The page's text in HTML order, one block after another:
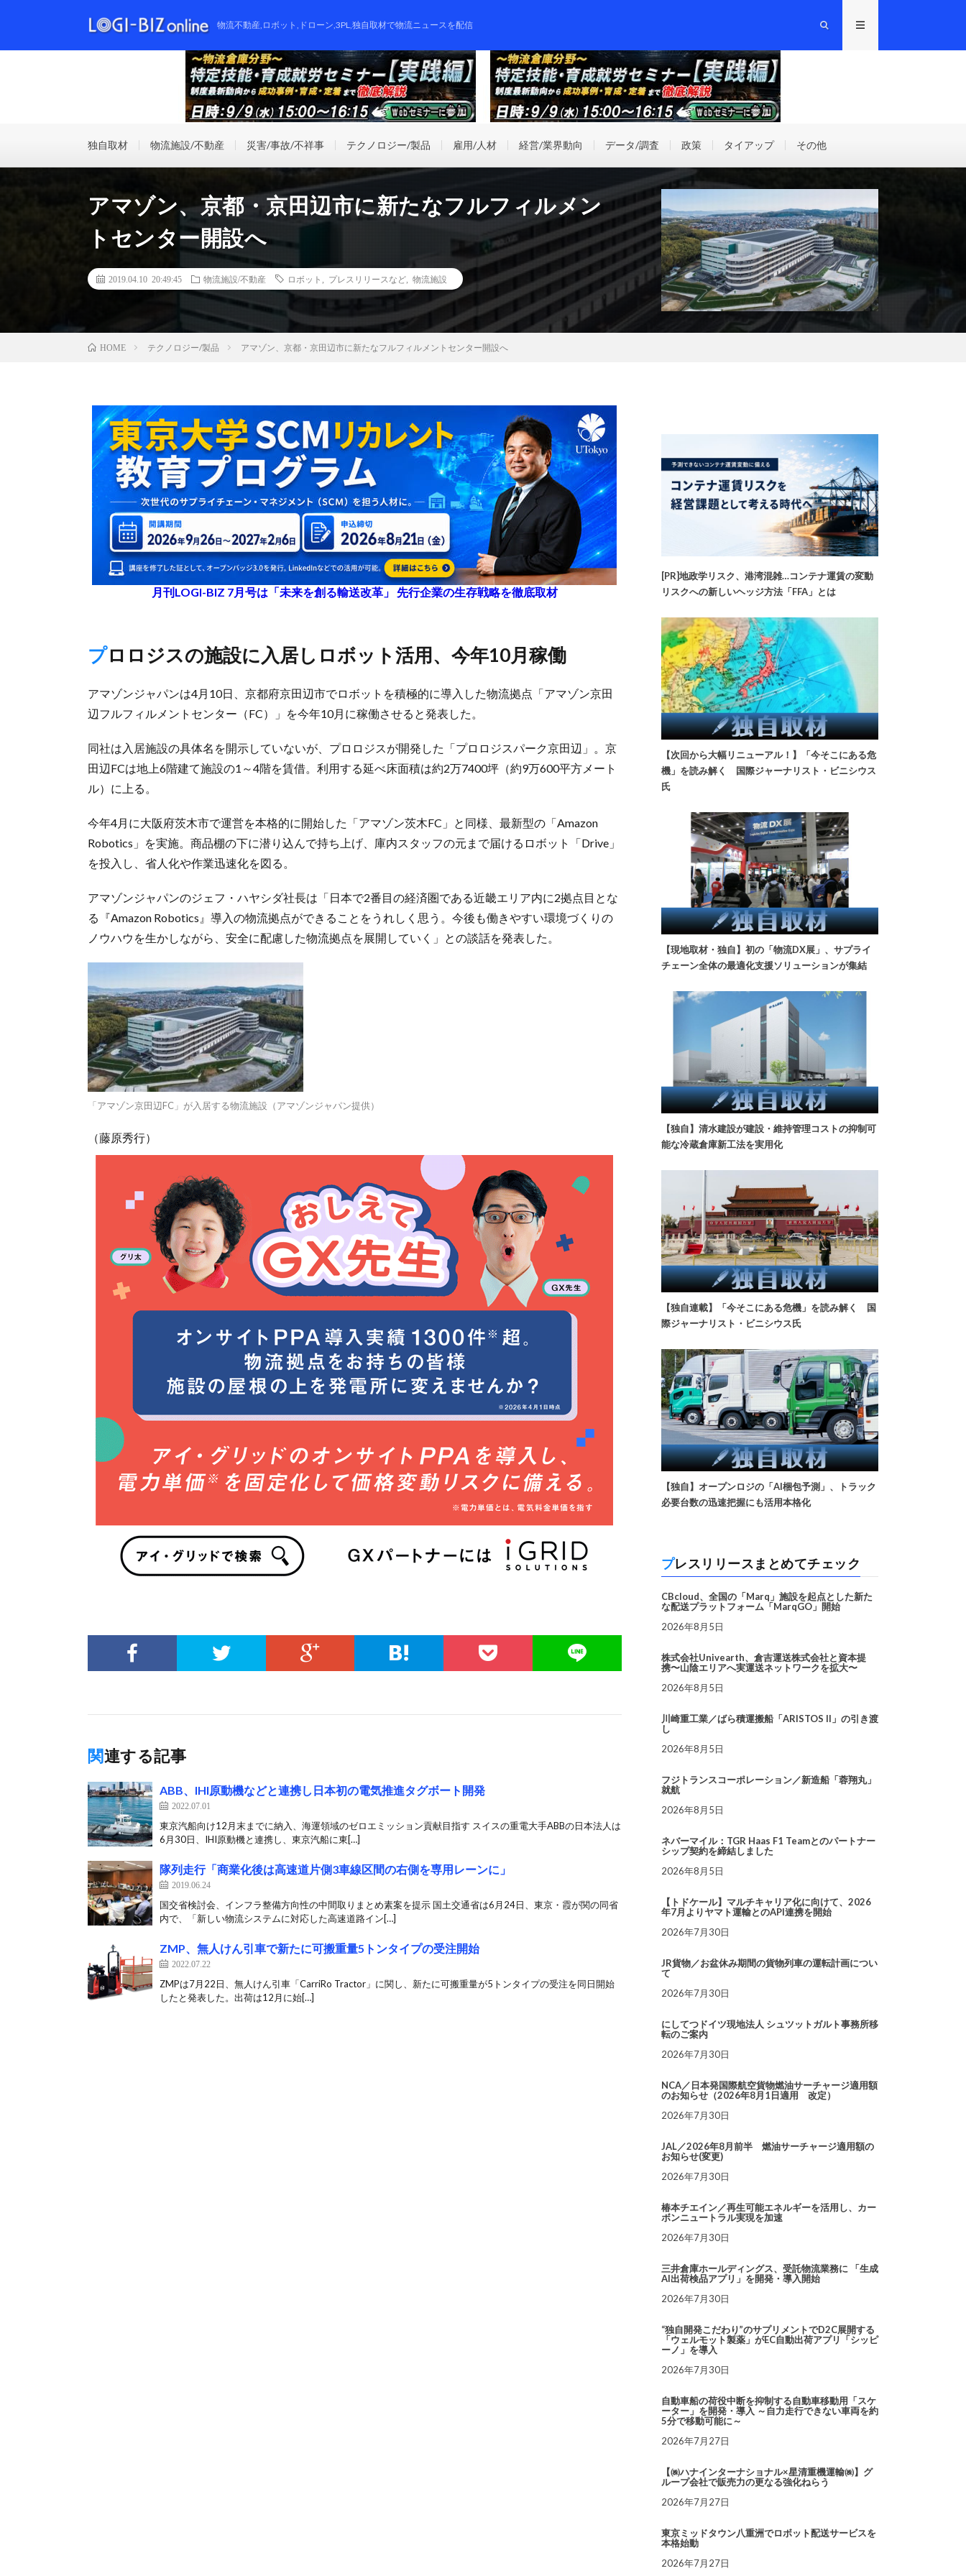
物流不動産,ロボット,ドローン,3PL,独自取材で物流ニュースを配信
独自取材 物流施設/不動産 災害/事故/不祥事 テクノロジー/製品 雇用/人材 経営/業界動向 データ/調査 政策 タイアップ その他
アマゾン、京都・京田辺市に新たなフルフィルメン
トセンター開設へ
2019.04.10 20:49:45 物流施設/不動産 ロボット プレスリリースなど 物流施設
HOME テクノロジー/製品 アマゾン、京都・京田辺市に新たなフルフィルメントセンター開設へ
月刊LOGI-BIZ 7月号は「未来を創る輸送改革」 先行企業の生存戦略を徹底取材
プロロジスの施設に入居しロボット活用、今年10月稼働
アマゾンジャパンは4月10日、京都府京田辺市でロボットを積極的に導入した物流拠点「アマゾン京田
辺フルフィルメントセンター（FC）」を今年10月に稼働させると発表した。
同社は入居施設の具体名を開示していないが、プロロジスが開発した「プロロジスパーク京田辺」。京
田辺FCは地上6階建て施設の1～4階を賃借。利用する延べ床面積は約2万7400坪（約9万600平方メート
ル）に上る。
今年4月に大阪府茨木市で運営を本格的に開始した「アマゾン茨木FC」と同様、最新型の「Amazon
Robotics」を実施。商品棚の下に潜り込んで持ち上げ、庫内スタッフの元まで届けるロボット「Drive」
を投入し、省人化や作業迅速化を図る。
アマゾンジャパンのジェフ・ハヤシダ社長は「日本で2番目の経済圏である近畿エリア内に2拠点目とな
る『Amazon Robotics』導入の物流拠点ができることをうれしく思う。今後も働きやすい環境づくりの
ノウハウを生かしながら、安全に配慮した物流拠点を展開していく」との談話を発表した。
「アマゾン京田辺FC」が入居する物流施設（アマゾンジャパン提供）
（藤原秀行）
関連する記事
ABB、IHI原動機などと連携し日本初の電気推進タグボート開発
2022.07.01
東京汽船向け12月末までに納入、海運領域のゼロエミッション貢献目指す スイスの重電大手ABBの日本法人は
6月30日、IHI原動機と連携し、東京汽船に東[…]
隊列走行「商業化後は高速道片側3車線区間の右側を専用レーンに」
2019.06.24
国交省検討会、インフラ整備方向性の中間取りまとめ素案を提示 国土交通省は6月24日、東京・霞が関の同省
内で、「新しい物流システムに対応した高速道路イン[…]
ZMP、無人けん引車で新たに可搬重量5トンタイプの受注開始
2022.07.22
ZMPは7月22日、無人けん引車「CarriRo Tractor」に関し、新たに可搬重量が5トンタイプの受注を同日開始
したと発表した。出荷は12月に始[…]
[PR]地政学リスク、港湾混雑…コンテナ運賃の変動
リスクへの新しいヘッジ方法「FFA」とは
【次回から大幅リニューアル！】「今そこにある危
機」を読み解く 国際ジャーナリスト・ビニシウス
氏
【現地取材・独自】初の「物流DX展」、サプライ
チェーン全体の最適化支援ソリューションが集結
【独自】清水建設が建設・維持管理コストの抑制可
能な冷蔵倉庫新工法を実用化
【独自連載】「今そこにある危機」を読み解く 国
際ジャーナリスト・ビニシウス氏
【独自】オープンロジの「AI梱包予測」、トラック
必要台数の迅速把握にも活用本格化
プレスリリースまとめてチェック
CBcloud、全国の「Marq」施設を起点とした新た
な配送プラットフォーム「MarqGO」開始
2026年8月5日
株式会社Univearth、倉吉運送株式会社と資本提
携〜山陰エリアへ実運送ネットワークを拡大〜
2026年8月5日
川崎重工業／ばら積運搬船「ARISTOS II」の引き渡
し
2026年8月5日
フジトランスコーポレーション／新造船「蓉翔丸」
就航
2026年8月5日
ネバーマイル：TGR Haas F1 Teamとのパートナー
シップ契約を締結しました
2026年8月5日
【トドケール】マルチキャリア化に向けて、2026
年7月よりヤマト運輸とのAPI連携を開始
2026年7月30日
JR貨物／お盆休み期間の貨物列車の運転計画につい
て
2026年7月30日
にしてつドイツ現地法人 シュツットガルト事務所移
転のご案内
2026年7月30日
NCA／日本発国際航空貨物燃油サーチャージ適用額
のお知らせ（2026年8月1日適用 改定）
2026年7月30日
JAL／2026年8月前半 燃油サーチャージ適用額の
お知らせ(変更)
2026年7月30日
椿本チエイン／再生可能エネルギーを活用し、カー
ボンニュートラル実現を加速
2026年7月30日
三井倉庫ホールディングス、受託物流業務に 「生成
AI出荷検品アプリ」を開発・導入開始
2026年7月30日
“独自開発こだわり”のサプリメントでD2C展開する
「ウェルモット製薬」がEC自動出荷アプリ「シッピ
ーノ」を導入
2026年7月30日
自動車船の荷役中断を抑制する自動車移動用「スケ
ーター」を開発・導入 ～自力走行できない車両を約
5分で移動可能に～
2026年7月27日
【㈱ハナインターナショナル×星清重機運輸㈱】グ
ループ会社で販売力の更なる強化ねらう
2026年7月27日
東京ミッドタウン八重洲でロボット配送サービスを
本格始動
2026年7月27日